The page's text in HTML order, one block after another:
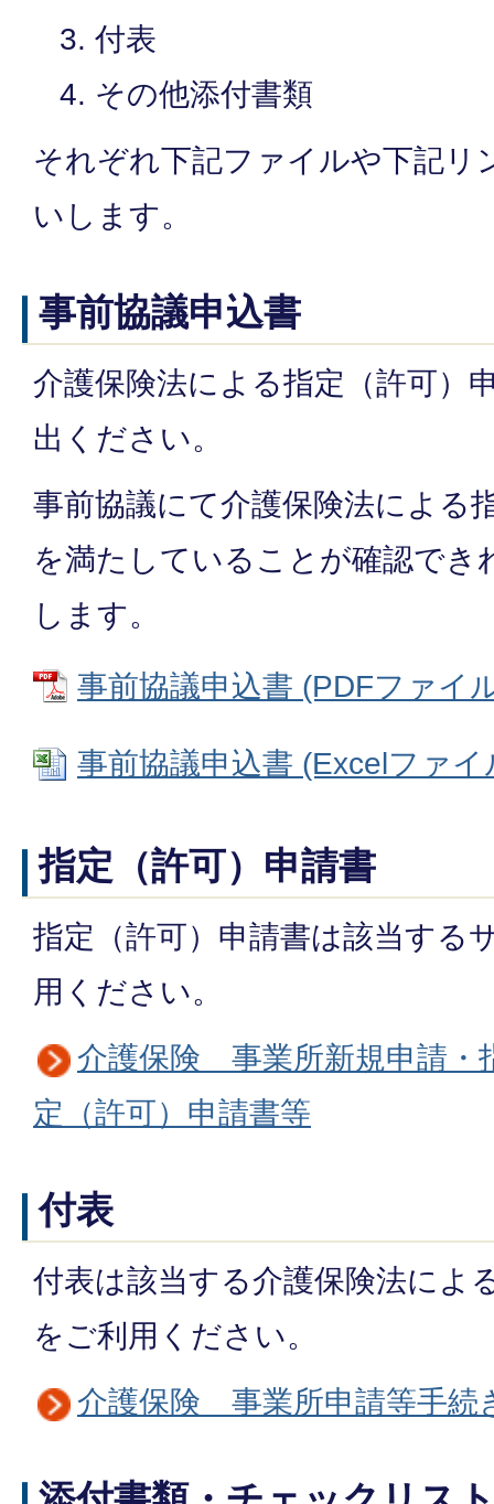
付表
その他添付書類
それぞれ下記ファイルや下記リ
いします。
事前協議申込書
介護保険法による指定（許可）
出ください。
事前協議にて介護保険法による
を満たしていることが確認でき
します。
事前協議申込書 (PDFファイ
事前協議申込書 (Excelファ
指定（許可）申請書
指定（許可）申請書は該当する
用ください。
介護保険 事業所新規申請・
定（許可）申請書等
付表
付表は該当する介護保険法によ
をご利用ください。
介護保険 事業所申請等手続